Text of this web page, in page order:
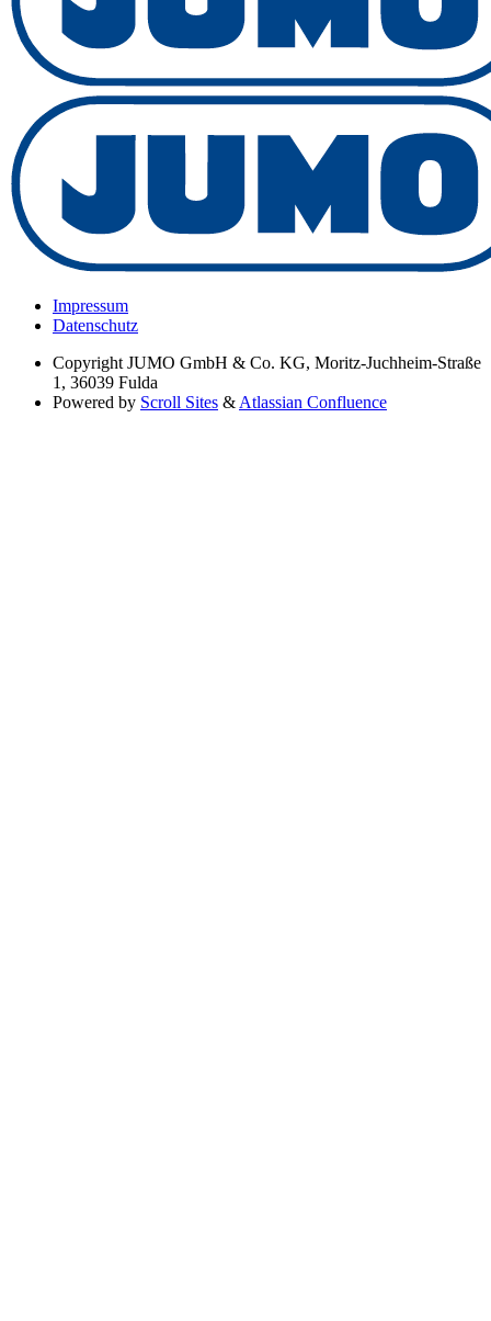
Impressum
Datenschutz
Copyright JUMO GmbH & Co. KG, Moritz-Juchheim-Straße
1, 36039 Fulda
Powered by Scroll Sites & Atlassian Confluence